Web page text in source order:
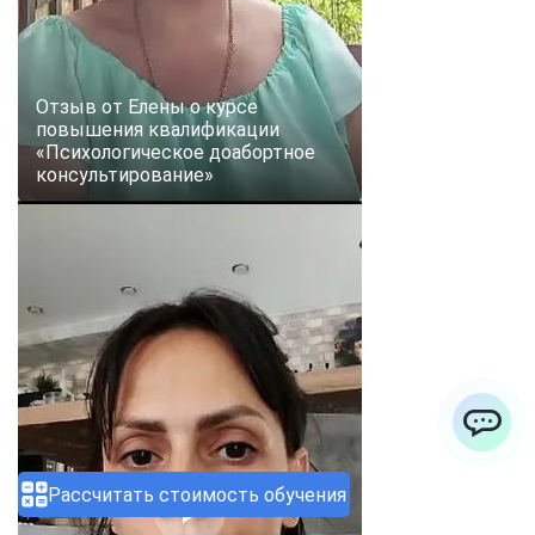
Рассчитать стоимость обучения
Отзыв от Елены о курсе
повышения квалификации
«Психологическое доабортное
консультирование»
ChatApp